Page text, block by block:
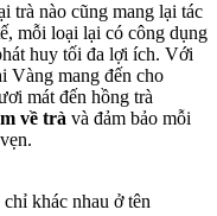
trà nào cũng mang lại tác
mỗi loại lại có công dụng
huy tối đa lợi ích. Với
Vàng mang đến cho
mát đến hồng trà
về trà và đảm bảo mỗi
khác nhau ở tên